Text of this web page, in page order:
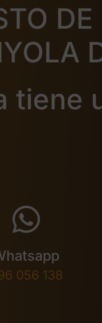
tiene
056 138